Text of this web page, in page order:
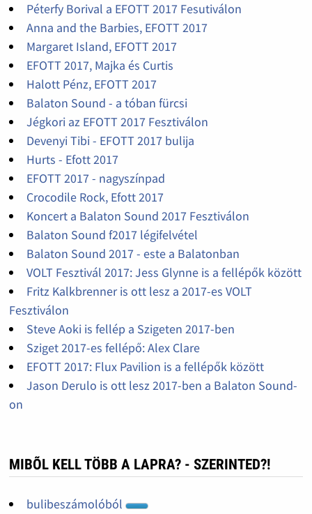
Péterfy Borival a EFOTT 2017 Fesutiválon
Anna and the Barbies, EFOTT 2017
Margaret Island, EFOTT 2017
EFOTT 2017, Majka és Curtis
Halott Pénz, EFOTT 2017
Balaton Sound - a tóban fürcsi
Jégkori az EFOTT 2017 Fesztiválon
Devenyi Tibi - EFOTT 2017 bulija
Hurts - Efott 2017
EFOTT 2017 - nagyszínpad
Crocodile Rock, Efott 2017
Koncert a Balaton Sound 2017 Fesztiválon
Balaton Sound f2017 légifelvétel
Balaton Sound 2017 - este a Balatonban
VOLT Fesztivál 2017: Jess Glynne is a fellépők között
Fritz Kalkbrenner is ott lesz a 2017-es VOLT
Fesztiválon
Steve Aoki is fellép a Szigeten 2017-ben
Sziget 2017-es fellépő: Alex Clare
EFOTT 2017: Flux Pavilion is a fellépők között
Jason Derulo is ott lesz 2017-ben a Balaton Sound-
on
MIBÕL KELL TÖBB A LAPRA? - SZERINTED?!
bulibeszámolóból